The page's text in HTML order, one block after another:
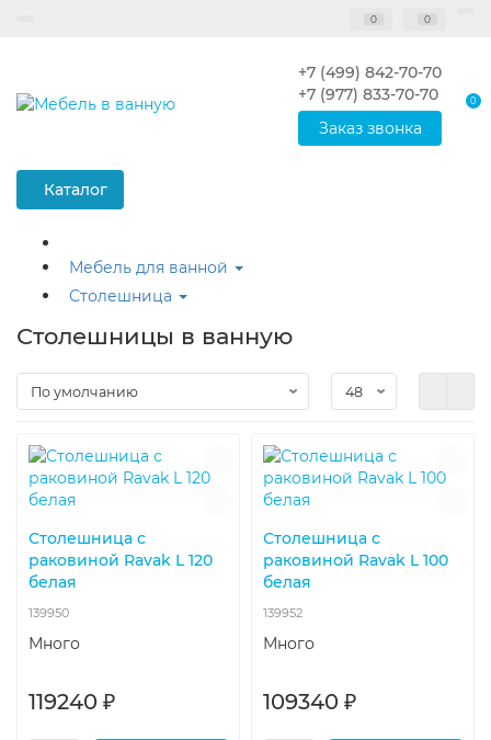
0 0
+7 (499) 842-70-70
+7 (977) 833-70-70
Заказ звонка
0
Каталог
Мебель для ванной
Столешница
Столешницы в ванную
Столешница с
раковиной Ravak L 120
белая
139950
Много
119240 ₽
Столешница с
раковиной Ravak L 100
белая
139952
Много
109340 ₽